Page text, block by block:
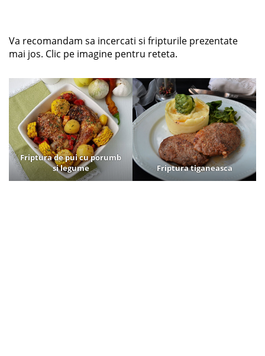
Va recomandam sa incercati si fripturile prezentate
mai jos. Clic pe imagine pentru reteta.
Friptura de pui cu porumb
si legume
Friptura tiganeasca